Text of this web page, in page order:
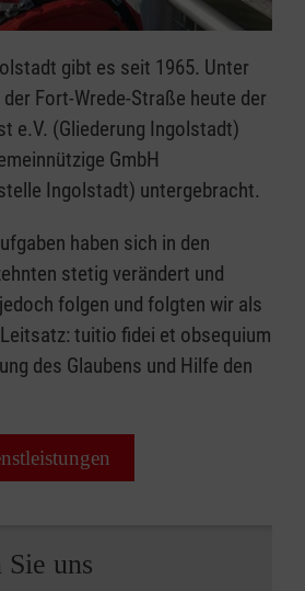
gibt es seit 1965. Unter
Fort-Wrede-Straße heute der
e.V. (Gliederung Ingolstadt)
GmbH
Ingolstadt) untergebracht.
haben sich in den
stetig verändert und
folgen und folgten wir als
tuitio fidei et obsequium
des Glaubens und Hilfe den
uns